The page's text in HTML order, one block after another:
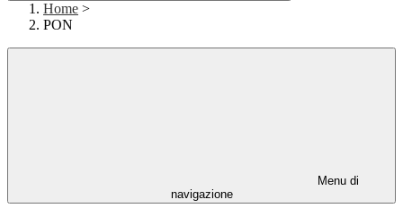
Home >
PON
Menu di
navigazione